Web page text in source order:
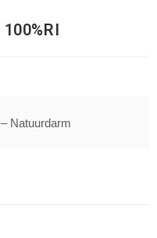
100%RI
Natuurdarm